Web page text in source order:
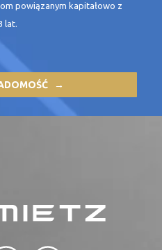
powiązanym kapitałowo z
lat.